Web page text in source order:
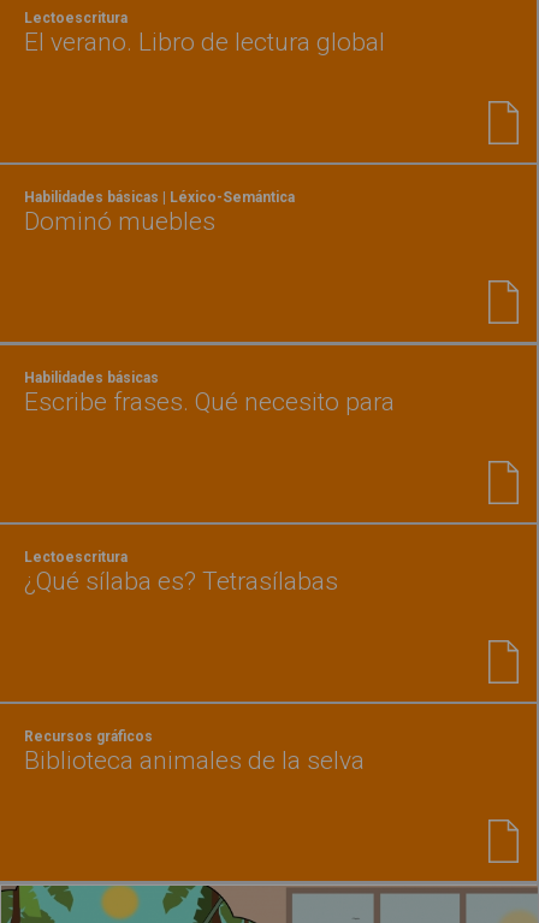
Lectoescritura
El verano. Libro de lectura global
Habilidades básicas | Léxico-Semántica
Dominó muebles
Habilidades básicas
Escribe frases. Qué necesito para
Lectoescritura
¿Qué sílaba es? Tetrasílabas
Recursos gráficos
Biblioteca animales de la selva